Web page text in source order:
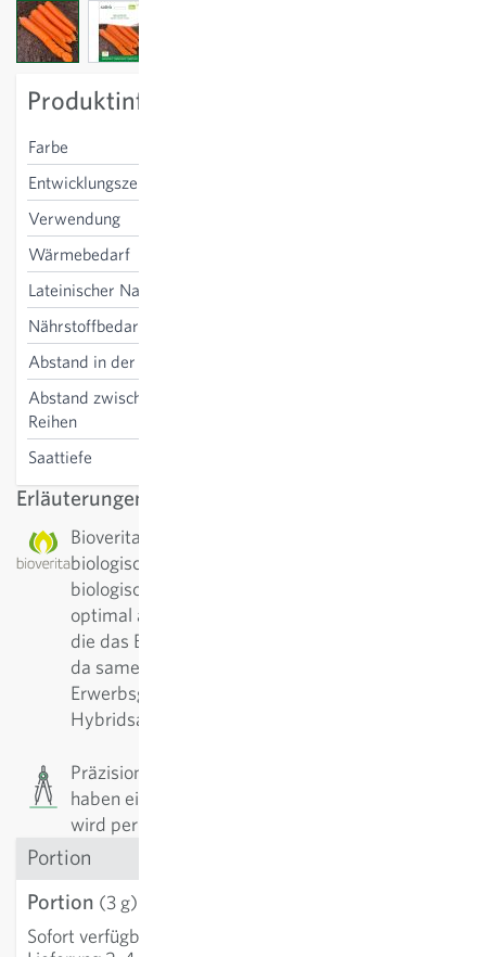
View larger imageView larger image
Produktinformation
Farbe
Entwicklungszeit
Verwendung
Wärmebedarf
Lateinischer Name
Nährstoffbedarf
Abstand in der Reihe
Abstand zwischen den
Reihen
Saattiefe
Erläuterungen
Bioverita: Diese Sorte ist eine neu gezüchtete,
biologische Sorte. Sie wurde von Anfang an unter
biologischen Bedingungen kultiviert, damit sie
optimal an den Bio-Anbau angepasst ist. Sorten
die das Bioverita-Label tragen, sind nachbaufähig,
da samenfest und versuchen auch
Erwerbsgärtnern eine Alternative zu
Hybridsaatgut darzustellen.
Präzisionssaatgut: Die Samen sind kalibriert und
haben eine erhöhte Keimfähigkeit. Das Saatgut
wird per Korn verkauft.
Portion
Portion (3 g)
Sofort verfügbar